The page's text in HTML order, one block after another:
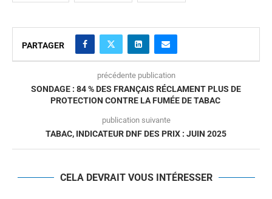
PARTAGER
précédente publication
SONDAGE : 84 % DES FRANÇAIS RÉCLAMENT PLUS DE
PROTECTION CONTRE LA FUMÉE DE TABAC
publication suivante
TABAC, INDICATEUR DNF DES PRIX : JUIN 2025
CELA DEVRAIT VOUS INTÉRESSER